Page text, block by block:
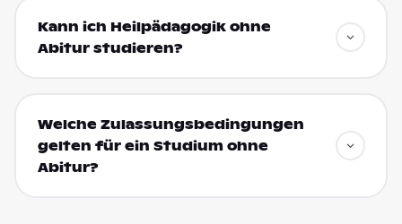
Kann ich Heilpädagogik ohne
Abitur studieren?
Welche Zulassungsbedingungen
gelten für ein Studium ohne
Abitur?